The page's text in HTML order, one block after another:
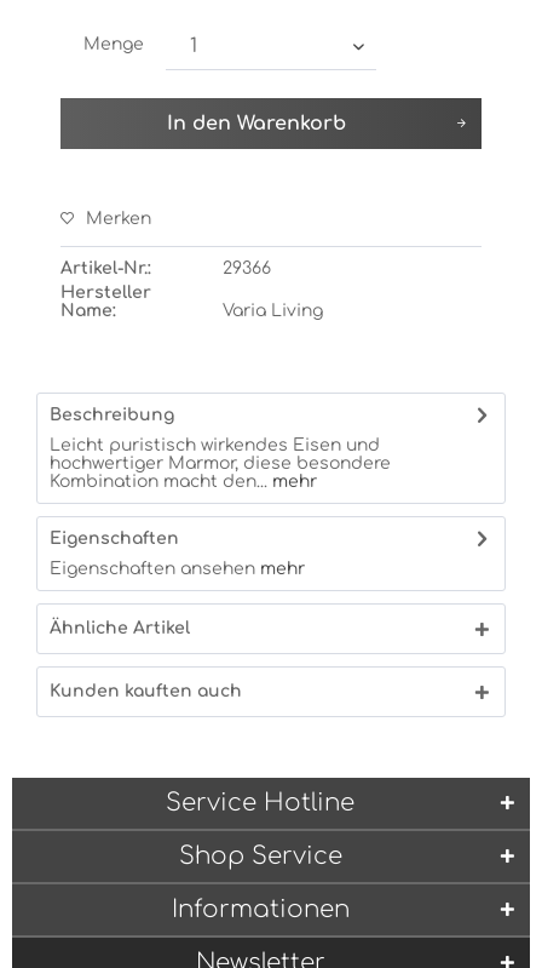
Menge
In den Warenkorb
Merken
Artikel-Nr.:
29366
Hersteller
Name:
Varia Living
Beschreibung
Leicht puristisch wirkendes Eisen und
hochwertiger Marmor, diese besondere
Kombination macht den... mehr
Eigenschaften
Eigenschaften ansehen mehr
Ähnliche Artikel
Kunden kauften auch
Service Hotline
Shop Service
Informationen